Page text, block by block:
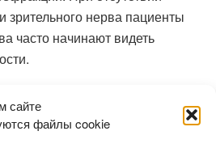
сайте
файлы cookie
зрительного нерва пациенты
часто начинают видеть
без единого разреза